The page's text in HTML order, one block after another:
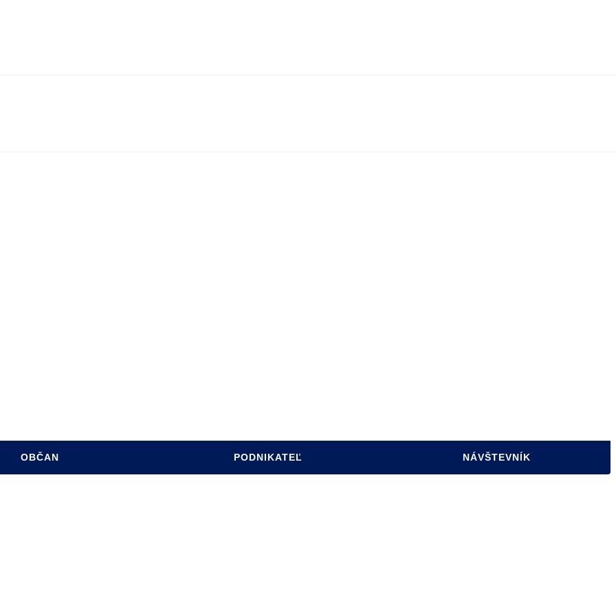
INTERREG PL-SK
CESTOVNÝ RUCH
OBČAN PODNIKATEĽ NÁVŠTEVNÍK